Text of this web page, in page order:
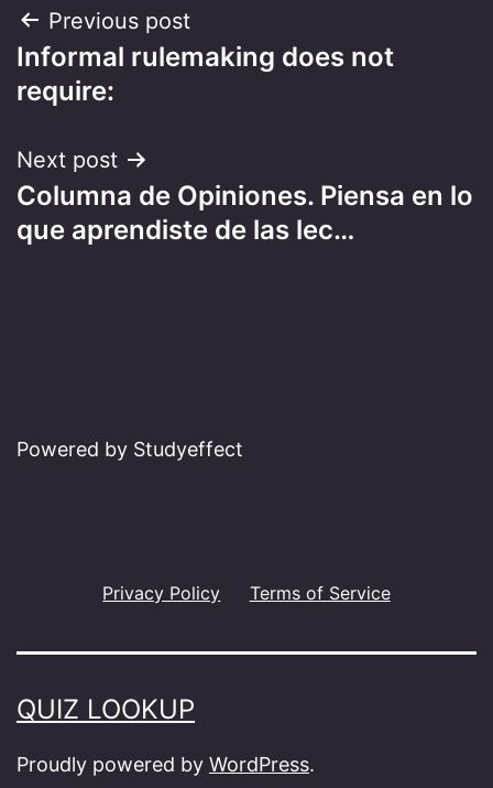
Post
navigation
Previous post
Informal rulemaking does not
require:
Next post
Columna de Opiniones. Piensa en lo
que aprendiste de las lec…
Powered by Studyeffect
Privacy Policy Terms of Service
QUIZ LOOKUP
Proudly powered by WordPress.